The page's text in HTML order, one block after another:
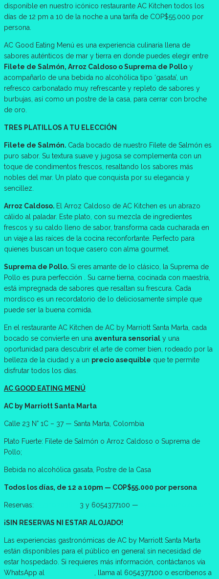
disponible en nuestro icónico restaurante AC Kitchen todos los
días de 12 pm a 10 de la noche a una tarifa de COP$55.000 por
persona.
AC Good Eating Menú es una experiencia culinaria llena de
sabores auténticos de mar y tierra en donde puedes elegir entre
Filete de Salmón, Arroz Caldoso o Suprema de Pollo y
acompañarlo de una bebida no alcohólica tipo ‘gasata’, un
refresco carbonatado muy refrescante y repleto de sabores y
burbujas, así como un postre de la casa, para cerrar con broche
de oro.
TRES PLATILLOS A TU ELECCIÓN
Filete de Salmón. Cada bocado de nuestro Filete de Salmón es
puro sabor. Su textura suave y jugosa se complementa con un
toque de condimentos frescos, resaltando los sabores más
nobles del mar. Un plato que conquista por su elegancia y
sencillez.
Arroz Caldoso. El Arroz Caldoso de AC Kitchen es un abrazo
cálido al paladar. Este plato, con su mezcla de ingredientes
frescos y su caldo lleno de sabor, transforma cada cucharada en
un viaje a las raíces de la cocina reconfortante. Perfecto para
quienes buscan un toque casero con alma gourmet.
Suprema de Pollo. Si eres amante de lo clásico, la Suprema de
Pollo es pura perfección . Su carne tierna, cocinada con maestría,
está impregnada de sabores que resaltan su frescura. Cada
mordisco es un recordatorio de lo deliciosamente simple que
puede ser la buena comida.
En el restaurante AC Kitchen de AC by Marriott Santa Marta, cada
bocado se convierte en una aventura sensorial y una
oportunidad para descubrir el arte de comer bien, rodeado por la
belleza de la ciudad y a un precio asequible que te permite
disfrutar todos los días.
AC GOOD EATING MENÚ
AC by Marriott Santa Marta
Calle 23 N° 1C – 37 — Santa Marta, Colombia
Plato Fuerte: Filete de Salmón o Arroz Caldoso o Suprema de
Pollo;
Bebida no alcohólica gasata, Postre de la Casa
Todos los días, de 12 a 10pm — COP$55.000 por persona
Reservas: 3 y 6054377100 —
¡SIN RESERVAS NI ESTAR ALOJADO!
Las experiencias gastronómicas de AC by Marriott Santa Marta
están disponibles para el público en general sin necesidad de
estar hospedado. Si requieres más información, contáctanos vía
WhatsApp al
, llama al 6054377100 o escríbenos a